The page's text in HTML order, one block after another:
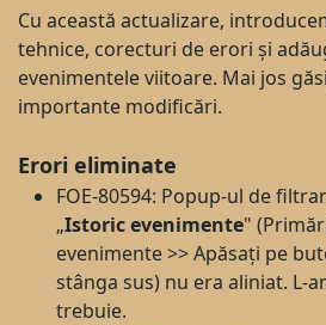
Cu această actualizare,
tehnice, corecturi de erori și
evenimentele viitoare. Mai jos
importante modificări.
Erori eliminate
FOE-80594: Popup-ul de
„Istoric evenimente"
evenimente >> Apăsați pe
stânga sus) nu era aliniat. L-
trebuie.